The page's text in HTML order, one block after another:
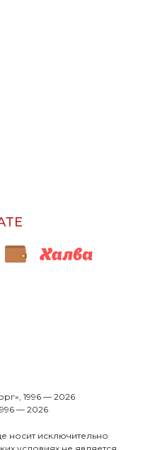
1996 — 2026
— 2026
носит исключительно